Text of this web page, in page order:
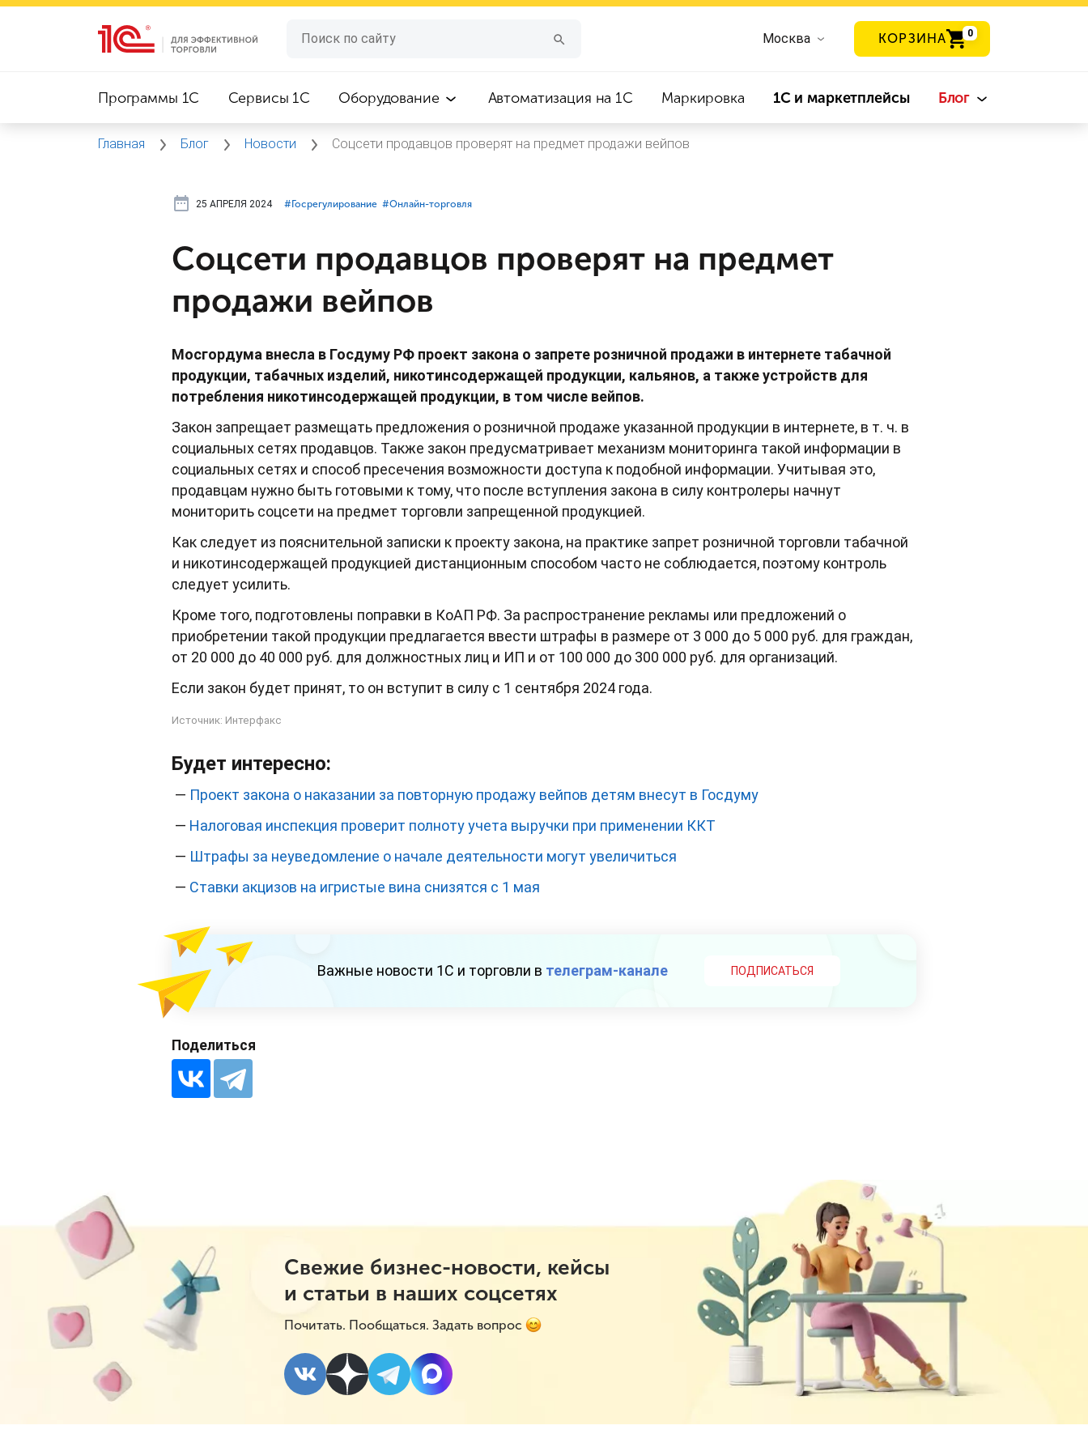
Москва КОРЗИНА 0
Программы 1C Сервисы 1C Оборудование Автоматизация на 1С Маркировка 1С и маркетплейсы Блог
Главная Блог Новости Соцсети продавцов проверят на предмет продажи вейпов
25 АПРЕЛЯ 2024 #⁣Госрегулирование #⁣Онлайн-торговля
Соцсети продавцов проверят на предмет
продажи вейпов
Мосгордума внесла в Госдуму РФ проект закона о запрете розничной продажи в интернете табачной
продукции, табачных изделий, никотинсодержащей продукции, кальянов, а также устройств для
потребления никотинсодержащей продукции, в том числе вейпов.
Закон запрещает размещать предложения о розничной продаже указанной продукции в интернете, в т. ч. в
социальных сетях продавцов. Также закон предусматривает механизм мониторинга такой информации в
социальных сетях и способ пресечения возможности доступа к подобной информации. Учитывая это,
продавцам нужно быть готовыми к тому, что после вступления закона в силу контролеры начнут
мониторить соцсети на предмет торговли запрещенной продукцией.
Как следует из пояснительной записки к проекту закона, на практике запрет розничной торговли табачной
и никотинсодержащей продукцией дистанционным способом часто не соблюдается, поэтому контроль
следует усилить.
Кроме того, подготовлены поправки в КоАП РФ. За распространение рекламы или предложений о
приобретении такой продукции предлагается ввести штрафы в размере от 3 000 до 5 000 руб. для граждан,
от 20 000 до 40 000 руб. для должностных лиц и ИП и от 100 000 до 300 000 руб. для организаций.
Если закон будет принят, то он вступит в силу с 1 сентября 2024 года.
Источник: Интерфакс
Будет интересно:
— Проект закона о наказании за повторную продажу вейпов детям внесут в Госдуму
— Налоговая инспекция проверит полноту учета выручки при применении ККТ
— Штрафы за неуведомление о начале деятельности могут увеличиться
— Ставки акцизов на игристые вина снизятся с 1 мая
Важные новости 1С и торговли в телеграм-канале ПОДПИСАТЬСЯ
Поделиться
Свежие бизнес-новости, кейсы
и статьи в наших соцсетях
Почитать. Пообщаться. Задать вопрос